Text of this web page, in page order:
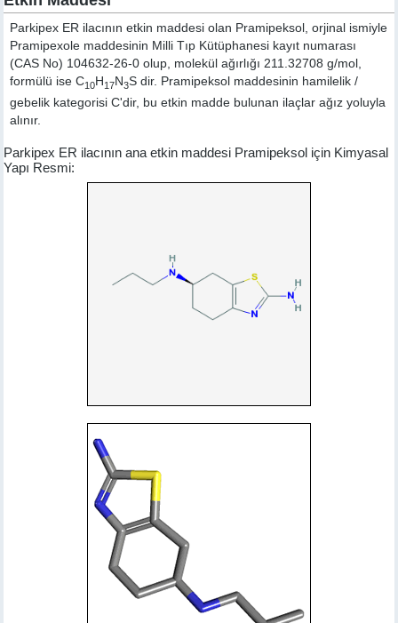
Parkipex ER ilacının etkin maddesi olan Pramipeksol, orjinal ismiyle
Pramipexole maddesinin Milli Tıp Kütüphanesi kayıt numarası
(CAS No) 104632-26-0 olup, molekül ağırlığı 211.32708 g/mol,
formülü ise C10H 17N3S dir. Pramipeksol maddesinin hamilelik /
gebelik kategorisi C'dir, bu etkin madde bulunan ilaçlar ağız yoluyla
alınır.
Parkipex ER ilacının ana etkin maddesi Pramipeksol için Kimyasal
Yapı Resmi: